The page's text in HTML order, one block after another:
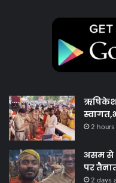
ऋषिकेश
2 hours
असम से
पर
2 days